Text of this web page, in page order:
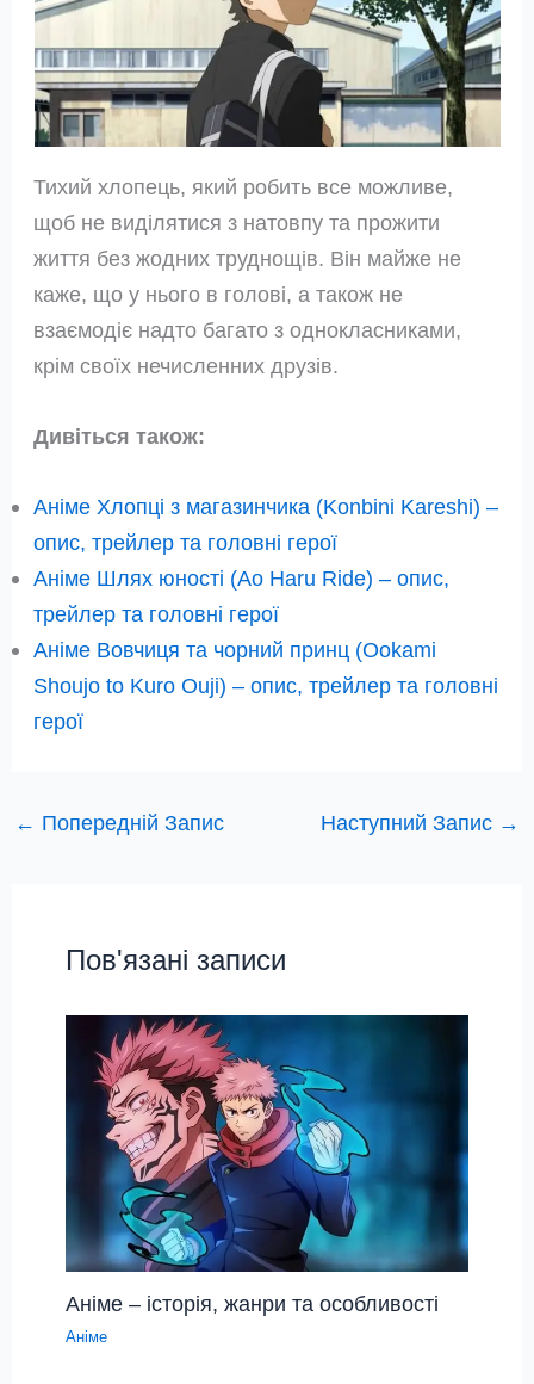
Тихий хлопець, який робить все можливе,
щоб не виділятися з натовпу та прожити
життя без жодних труднощів. Він майже не
каже, що у нього в голові, а також не
взаємодіє надто багато з однокласниками,
крім своїх нечисленних друзів.
Дивіться також:
Аніме Хлопці з магазинчика (Konbini Kareshi) –
опис, трейлер та головні герої
Аніме Шлях юності (Ao Haru Ride) – опис,
трейлер та головні герої
Аніме Вовчиця та чорний принц (Ookami
Shoujo to Kuro Ouji) – опис, трейлер та головні
герої
← Попередній Запис Наступний Запис →
Пов'язані записи
Аніме – історія, жанри та особливості
Аніме